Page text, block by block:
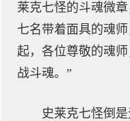
莱克七怪的斗魂微
七名带着面具的魂
起，各位尊敬的魂
战斗魂。”
史莱克七怪倒